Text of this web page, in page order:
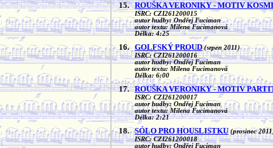
15. ROUŠKA VERONIKY - MOTIV
ISRC: CZI261200015
autor hudby: Ondřej Fuciman
autor textu: Milena Fucimanová
Délka: 4:25
16. GOLFSKÝ PROUD (srpen 2011)
ISRC: CZI261200016
autor hudby: Ondřej Fuciman
autor textu: Milena Fucimanová
Délka: 6:00
17. ROUŠKA VERONIKY - MOTIV
ISRC: CZI261200017
autor hudby: Ondřej Fuciman
autor textu: Milena Fucimanová
Délka: 2:21
18. SÓLO PRO HOUSLISTKU (prosinec
ISRC: CZI261200018
autor hudby: Ondřej Fuciman